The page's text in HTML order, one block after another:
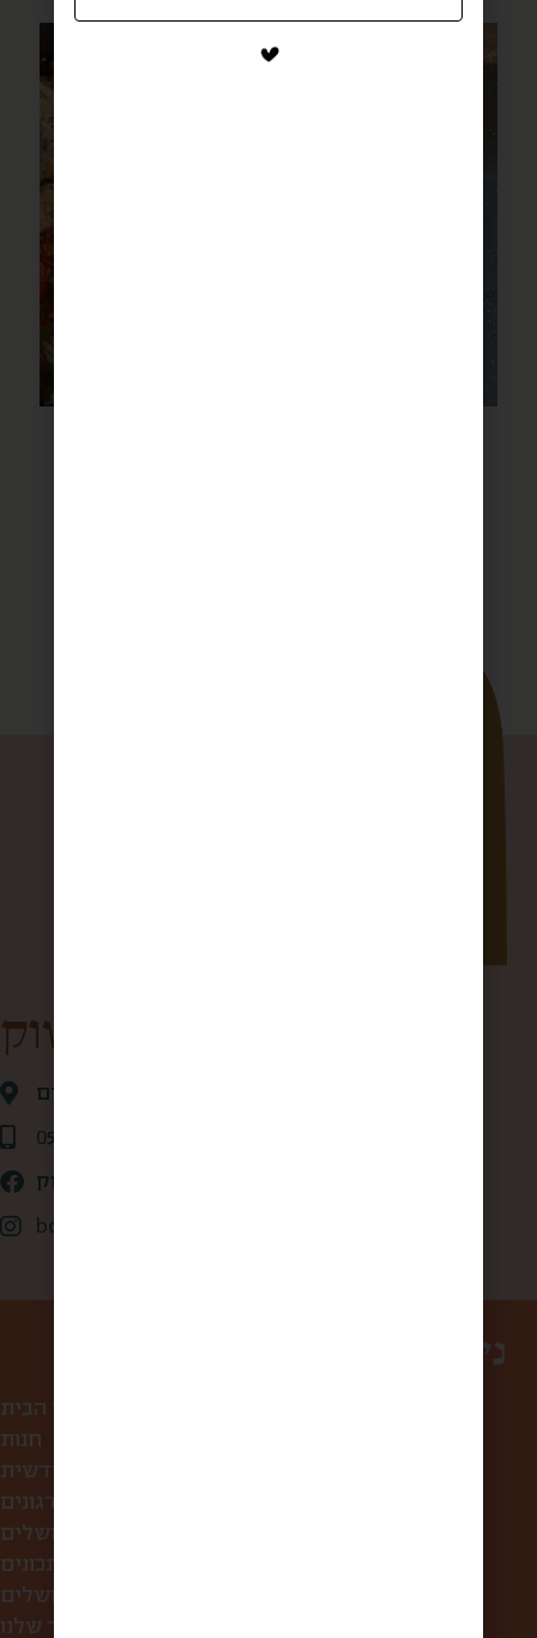
קופסא מהשוק
0507875684
קופסא מהשוק
box_from_jerusalem
ניווט באתר
עמוד הבית
חנות
קופסת הפתעה חודשית
לחברות ולארגונים
סיורי אוכל בירושלים
מתכונים
הסיפור שלנו